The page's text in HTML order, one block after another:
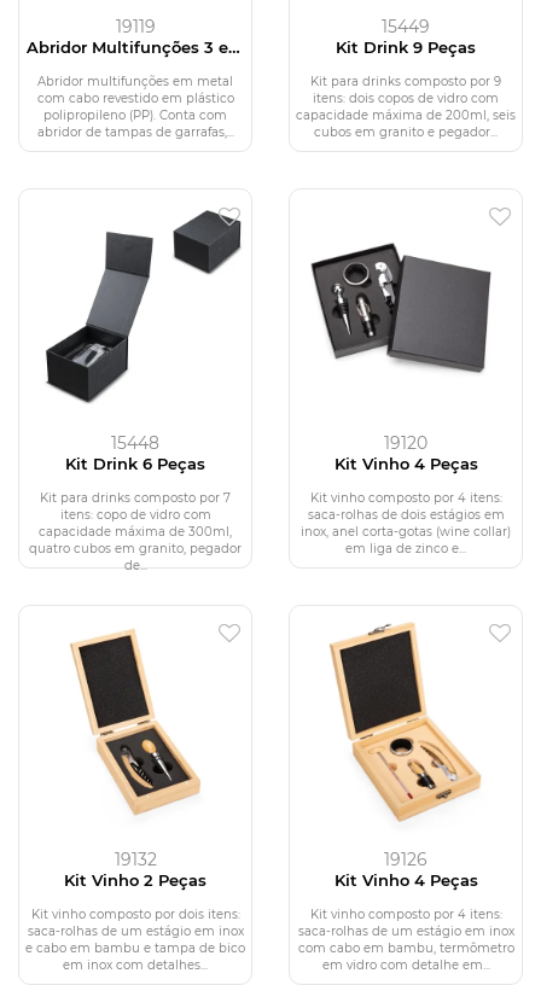
19119
Abridor Multifunções 3 em
Abridor multifunções em metal
com cabo revestido em plástico
polipropileno (PP). Conta com
abridor de tampas de garrafas,...
15449
Kit Drink 9 Peças
Kit para drinks composto por 9
itens: dois copos de vidro com
capacidade máxima de 200ml, seis
cubos em granito e pegador...
15448
Kit Drink 6 Peças
Kit para drinks composto por 7
itens: copo de vidro com
capacidade máxima de 300ml,
quatro cubos em granito, pegador
de...
19120
Kit Vinho 4 Peças
Kit vinho composto por 4 itens:
saca-rolhas de dois estágios em
inox, anel corta-gotas (wine collar)
em liga de zinco e...
19132
Kit Vinho 2 Peças
Kit vinho composto por dois itens:
saca-rolhas de um estágio em inox
e cabo em bambu e tampa de bico
em inox com detalhes...
19126
Kit Vinho 4 Peças
Kit vinho composto por 4 itens:
saca-rolhas de um estágio em inox
com cabo em bambu, termômetro
em vidro com detalhe em...